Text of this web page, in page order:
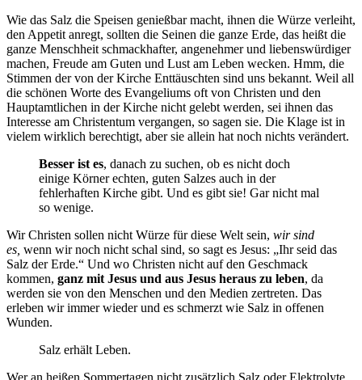
Wie das Salz die Speisen genießbar macht, ihnen die Würze verleiht,
den Appetit anregt, sollten die Seinen die ganze Erde, das heißt die
ganze Menschheit schmackhafter, angenehmer und liebenswürdiger
machen, Freude am Guten und Lust am Leben wecken. Hmm, die
Stimmen der von der Kirche Enttäuschten sind uns bekannt. Weil all
die schönen Worte des Evangeliums oft von Christen und den
Hauptamtlichen in der Kirche nicht gelebt werden, sei ihnen das
Interesse am Christentum vergangen, so sagen sie. Die Klage ist in
vielem wirklich berechtigt, aber sie allein hat noch nichts verändert.
Besser ist es, danach zu suchen, ob es nicht doch
einige Körner echten, guten Salzes auch in der
fehlerhaften Kirche gibt. Und es gibt sie! Gar nicht mal
so wenige.
Wir Christen sollen nicht Würze für diese Welt sein, wir sind
es, wenn wir noch nicht schal sind, so sagt es Jesus: „Ihr seid das
Salz der Erde.“ Und wo Christen nicht auf den Geschmack
kommen, ganz mit Jesus und aus Jesus heraus zu leben, da
werden sie von den Menschen und den Medien zertreten. Das
erleben wir immer wieder und es schmerzt wie Salz in offenen
Wunden.
Salz erhält Leben.
Wer an heißen Sommertagen nicht zusätzlich Salz oder Elektrolyte